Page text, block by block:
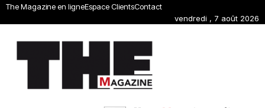
The Magazine en ligneEspace ClientsContact
vendredi , 7 août 2026